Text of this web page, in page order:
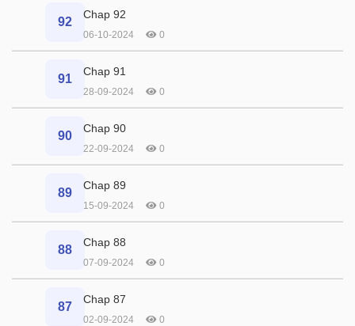
92
Chap 92
06-10-2024 0
91
Chap 91
28-09-2024 0
90
Chap 90
22-09-2024 0
89
Chap 89
15-09-2024 0
88
Chap 88
07-09-2024 0
87
Chap 87
02-09-2024 0